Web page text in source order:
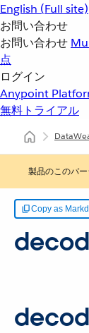
English (Full site)
お問い合わせ
お問い合わせ
点
ログイン
Anypoint
無料トライアル
製品のこのバ
Copy as